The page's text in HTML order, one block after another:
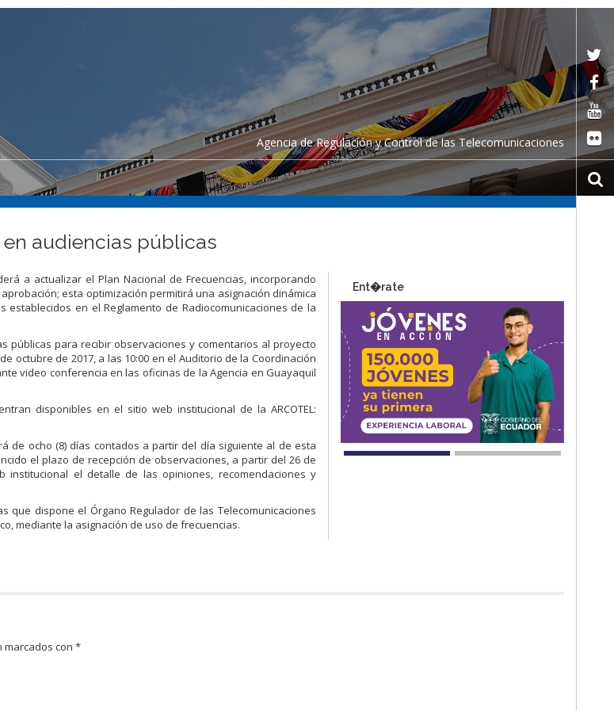
Agencia de Regulación y Control de las Telecomunicaciones
audiencias públicas
a actualizar el Plan Nacional de Frecuencias, incorporando
esta optimización permitirá una asignación dinámica
en el Reglamento de Radiocomunicaciones de la
públicas para recibir observaciones y comentarios al proyecto
octubre de 2017, a las 10:00 en el Auditorio de la Coordinación
video conferencia en las oficinas de la Agencia en Guayaquil
disponibles en el sitio web institucional de la ARCOTEL:
de ocho (8) días contados a partir del día siguiente al de esta
el plazo de recepción de observaciones, a partir del 26 de
el detalle de las opiniones, recomendaciones y
que dispone el Órgano Regulador de las Telecomunicaciones
mediante la asignación de uso de frecuencias.
Ent�rate
marcados con*